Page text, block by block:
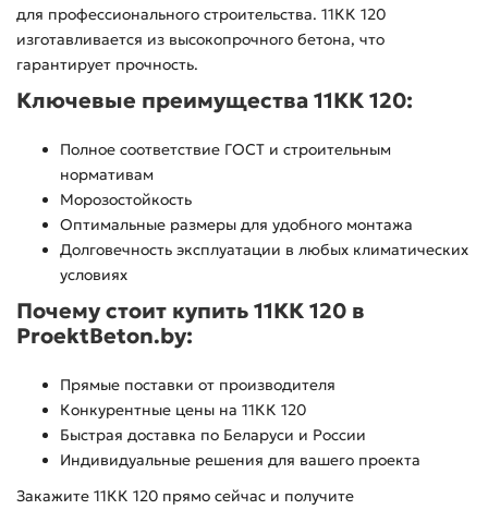
для профессионального строительства. 11КК 120
изготавливается из высокопрочного бетона, что
гарантирует прочность.
Ключевые преимущества 11КК 120:
Полное соответствие ГОСТ и строительным
нормативам
Морозостойкость
Оптимальные размеры для удобного монтажа
Долговечность эксплуатации в любых климатических
условиях
Почему стоит купить 11КК 120 в
ProektBeton.by:
Прямые поставки от производителя
Конкурентные цены на 11КК 120
Быстрая доставка по Беларуси и России
Индивидуальные решения для вашего проекта
Закажите 11КК 120 прямо сейчас и получите